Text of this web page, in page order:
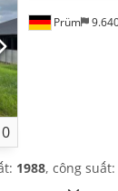
Prüm
1988, công suất: